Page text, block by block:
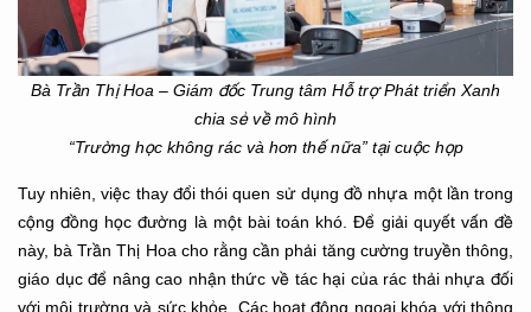
Bà Trần Thị Hoa – Giám đốc Trung tâm Hỗ trợ Phát triển Xanh
chia sẻ về mô hình
“Trường học không rác và hơn thế nữa” tại cuộc họp
Tuy nhiên, việc thay đổi thói quen sử dụng đồ nhựa một lần trong
cộng đồng học đường là một bài toán khó. Để giải quyết vấn đề
này, bà Trần Thị Hoa cho rằng cần phải tăng cường truyền thông,
giáo dục để nâng cao nhận thức về tác hại của rác thải nhựa đối
với môi trường và sức khỏe. Các hoạt động ngoại khóa với thông